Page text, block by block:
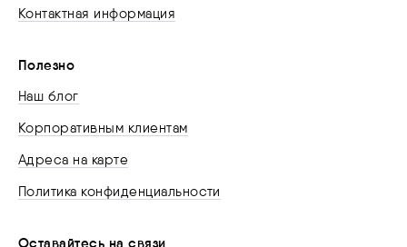
Контактная информация
Полезно
Наш блог
Корпоративным клиентам
Адреса на карте
Политика конфиденциальности
Оставайтесь на связи